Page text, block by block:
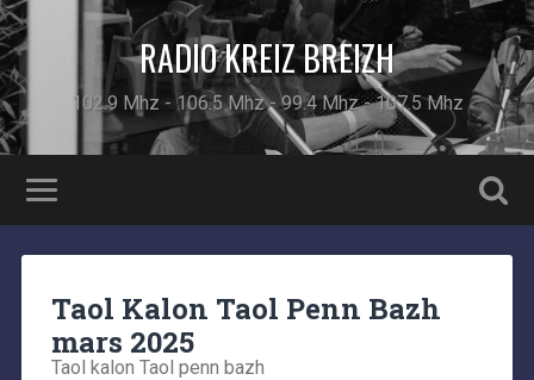
RADIO KREIZ BREIZH
102.9 Mhz - 106.5 Mhz - 99.4 Mhz - 107.5 Mhz
Taol Kalon Taol Penn Bazh
mars 2025
Taol kalon Taol penn bazh